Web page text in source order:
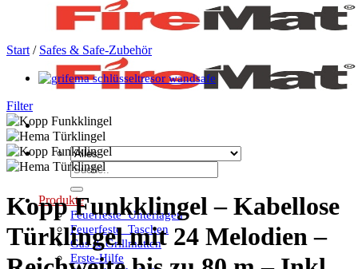
Suchen
nach:
Produkte
Feuerfeste_Unterlagen
Feuerfeste_Taschen
Gas & Grillmatten
Erste-Hilfe
Start / Safes & Safe-Zubehör
Filter
Kopp Funkklingel – Kabellose
Türklingel mit 24 Melodien –